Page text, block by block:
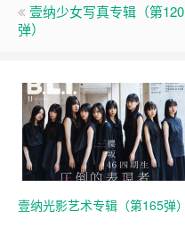
壹纳少女写真专辑（第120
弹）
壹纳光影艺术专辑（第165弹）